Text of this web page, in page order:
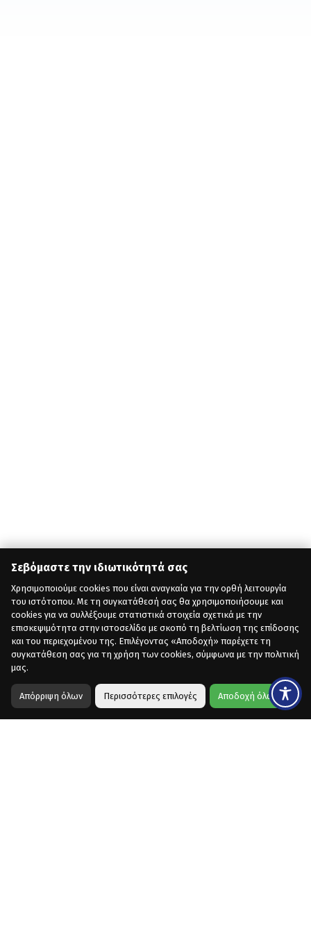
Σεβόμαστε την ιδιωτικότητά σας
Χρησιμοποιούμε cookies που είναι αναγκαία για την ορθή λειτουργία
του ιστότοπου. Με τη συγκατάθεσή σας θα χρησιμοποιήσουμε και
cookies για να συλλέξουμε στατιστικά στοιχεία σχετικά με την
επισκεψιμότητα στην ιστοσελίδα με σκοπό τη βελτίωση της επίδοσης
και του περιεχομένου της. Επιλέγοντας «Αποδοχή» παρέχετε τη
συγκατάθεση σας για τη χρήση των cookies, σύμφωνα με την πολιτική
μας.
Απόρριψη όλων Περισσότερες επιλογές Αποδοχή όλων